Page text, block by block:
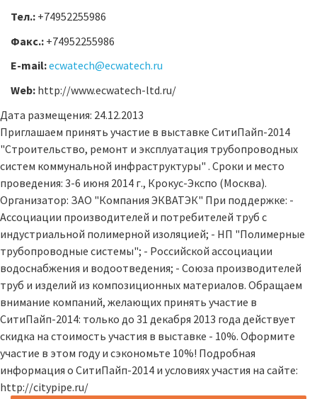
Тел.: +74952255986
Факс.: +74952255986
E-mail:ecwatech@ecwatech.ru
Web: http://www.ecwatech-ltd.ru/
Дата размещения: 24.12.2013
Приглашаем принять участие в выставке СитиПайп-2014
"Строительство, ремонт и эксплуатация трубопроводных
систем коммунальной инфраструктуры" . Сроки и место
проведения: 3-6 июня 2014 г., Крокус-Экспо (Москва).
Организатор: ЗАО "Компания ЭКВАТЭК" При поддержке: -
Ассоциации производителей и потребителей труб с
индустриальной полимерной изоляцией; - НП "Полимерные
трубопроводные системы"; - Российской ассоциации
водоснабжения и водоотведения; - Союза производителей
труб и изделий из композиционных материалов. Обращаем
внимание компаний, желающих принять участие в
СитиПайп-2014: только до 31 декабря 2013 года действует
скидка на стоимость участия в выставке - 10%. Оформите
участие в этом году и сэкономьте 10%! Подробная
информация о СитиПайп-2014 и условиях участия на сайте:
http://citypipe.ru/